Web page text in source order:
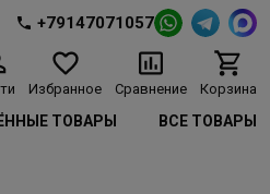
+79147071057
Избранное Сравнение Корзина
ТОВАРЫ ВСЕ ТОВАРЫ